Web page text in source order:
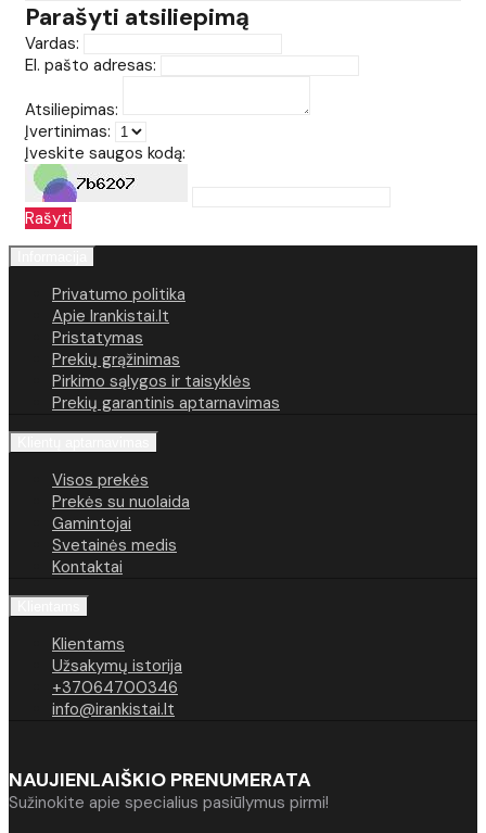
Parašyti atsiliepimą
Vardas:
El. pašto adresas:
Atsiliepimas:
Įvertinimas:
Įveskite saugos kodą:
Rašyti
Privatumo politika
Apie Irankistai.lt
Pristatymas
Prekių grąžinimas
Pirkimo sąlygos ir taisyklės
Prekių garantinis aptarnavimas
Visos prekės
Prekės su nuolaida
Gamintojai
Svetainės medis
Kontaktai
Klientams
Užsakymų istorija
+37064700346
info@irankistai.lt
NAUJIENLAIŠKIO PRENUMERATA
Sužinokite apie specialius pasiūlymus pirmi!